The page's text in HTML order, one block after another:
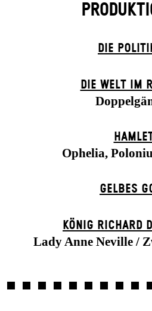
DIE
DIE WELT IM
Ophelia,
GELBES
KÖNIG RICHARD
Lady Anne Neville /